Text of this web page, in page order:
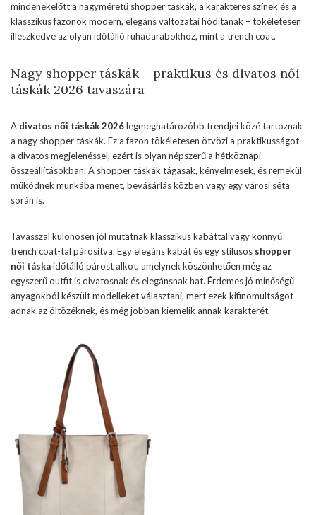
mindenekelőtt a nagyméretű shopper táskák, a karakteres színek és a
klasszikus fazonok modern, elegáns változatai hódítanak – tökéletesen
illeszkedve az olyan időtálló ruhadarabokhoz, mint a trench coat.
Nagy shopper táskák – praktikus és divatos női
táskák 2026 tavaszára
A divatos női táskák 2026legmeghatározóbb trendjei közé tartoznak
a nagy shopper táskák. Ez a fazon tökéletesen ötvözi a praktikusságot
a divatos megjelenéssel, ezért is olyan népszerű a hétköznapi
összeállításokban. A shopper táskák tágasak, kényelmesek, és remekül
működnek munkába menet, bevásárlás közben vagy egy városi séta
során is.
Tavasszal különösen jól mutatnak klasszikus kabáttal vagy könnyű
trench coat-tal párosítva. Egy elegáns kabát és egy stílusos shopper
női táskaidőtálló párost alkot, amelynek köszönhetően még az
egyszerű outfit is divatosnak és elegánsnak hat. Érdemes jó minőségű
anyagokból készült modelleket választani, mert ezek kifinomultságot
adnak az öltözéknek, és még jobban kiemelik annak karakterét.